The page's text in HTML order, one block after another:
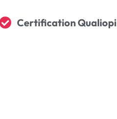
Certification Qualiopi